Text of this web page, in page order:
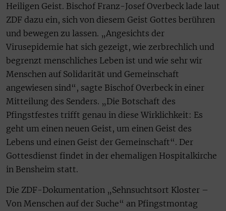
Heiligen Geist. Bischof Franz-Josef Overbeck lade laut
ZDF dazu ein, sich von diesem Geist Gottes berühren
und bewegen zu lassen. „Angesichts der
Virusepidemie hat sich gezeigt, wie zerbrechlich und
begrenzt menschliches Leben ist und wie sehr wir
Menschen auf Solidarität und Gemeinschaft
angewiesen sind“, sagte Bischof Overbeck in einer
Mitteilung des Senders. „Die Botschaft des
Pfingstfestes trifft genau in diese Wirklichkeit: Es
geht um einen neuen Geist, um einen Geist des
Lebens und einen Geist der Gemeinschaft“. Der
Gottesdienst findet in der ehemaligen Hospitalkirche
in Bensheim statt.
Die ZDF-Dokumentation „Sehnsuchtsort Kloster –
Von Menschen auf der Suche“ an Pfingstmontag